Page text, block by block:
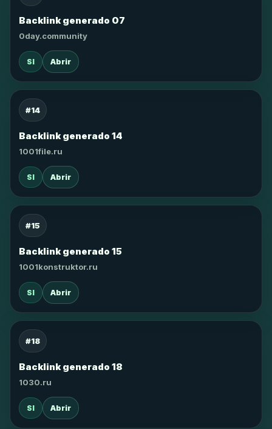
Backlink generado 07
0day.community
SI Abrir
#14
Backlink generado 14
1001file.ru
SI Abrir
#15
Backlink generado 15
1001konstruktor.ru
SI Abrir
#18
Backlink generado 18
1030.ru
SI Abrir